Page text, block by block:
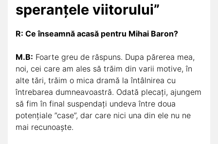
speranțele viitorului”
R: Ce înseamnă acasă pentru Mihai Baron?
M.B: Foarte greu de răspuns. Dupa părerea mea,
noi, cei care am ales să trăim din varii motive, în
alte tări, trăim o mica dramă la întâlnirea cu
întrebarea dumneavoastră. Odată plecați, ajungem
să fim în final suspendați undeva între doua
potențiale ”case”, dar care nici una din ele nu ne
mai recunoaște.